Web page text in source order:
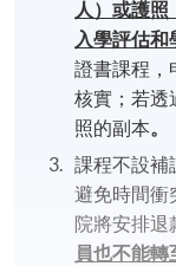
人）或護
入學評估和
證書課程，
核實；若透
照的副本。
課程不設補
避免時間衝
院將安排退
員也不能